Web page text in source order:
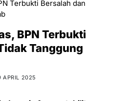
BPN Terbukti
Tanggung
APRIL 2025